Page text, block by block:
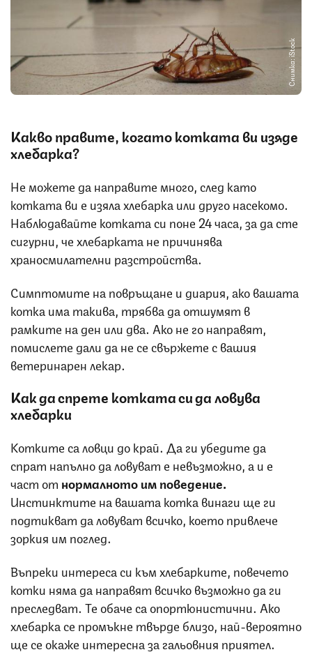
Снимка: iStock
Какво правите, когато котката ви изяде
хлебарка?
Не можете да направите много, след като
котката ви е изяла хлебарка или друго насекомо.
Наблюдавайте котката си поне 24 часа, за да сте
сигурни, че хлебарката не причинява
храносмилателни разстройства.
Симптомите на повръщане и диария, ако вашата
котка има такива, трябва да отшумят в
рамките на ден или два. Ако не го направят,
помислете дали да не се свържете с вашия
ветеринарен лекар.
Как да спрете котката си да ловува
хлебарки
Котките са ловци до край. Да ги убедите да
спрат напълно да ловуват е невъзможно, а и е
част от нормалното им поведение.
Инстинктите на вашата котка винаги ще ги
подтикват да ловуват всичко, което привлече
зоркия им поглед.
Въпреки интереса си към хлебарките, повечето
котки няма да направят всичко възможно да ги
преследват. Те обаче са опортюнистични. Ако
хлебарка се промъкне твърде близо, най-вероятно
ще се окаже интересна за гальовния приятел.